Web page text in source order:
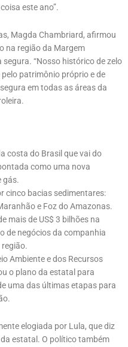
este ano”.
Magda Chambriard, afirmou
na região da Margem
“Nosso histórico de zelo
patrimônio próprio e de
em todas as áreas da
costa do Brasil que vai do
como uma nova
gás.
cinco bacias sedimentares:
e Foz do Amazonas.
mais de US$ 3 bilhões na
de negócios da companhia
Ambiente e dos Recursos
o plano da estatal para
uma das últimas etapas para
elogiada por Lula, que diz
estatal. O político também